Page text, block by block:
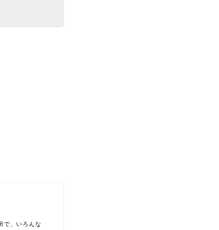
で、いろんな